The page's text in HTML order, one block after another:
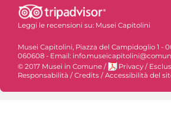
Leggi le recensioni su: Musei Capitolini
Musei Capitolini, Piazza del Campidoglio 1 -
060608 - Email:
© 2017 Musei in Comune / Privacy /
Responsabilità / Credits / Accessibilità del